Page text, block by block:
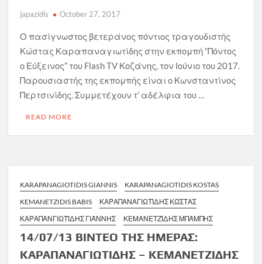
japazidis October 27, 2017
Ο πασίγνωστος βετεράνος πόντιος τραγουδιστής
Κώστας Καραπαναγιωτίδης στην εκπομπή “Πόντος
ο Εύξεινος” του Flash TV Κοζάνης, τον Ιούνιο του 2017.
Παρουσιαστής της εκπομπής είναι ο Κωνσταντίνος
Περτσινίδης. Συμμετέχουν τ’ αδέλφια του …
READ MORE
KARAPANAGIOTIDIS GIANNIS
KARAPANAGIOTIDIS KOSTAS
KEMANETZIDIS BABIS
ΚΑΡΑΠΑΝΑΓΙΩΤΊΔΗΣ ΚΏΣΤΑΣ
ΚΑΡΑΠΑΝΓΙΩΤΊΔΗΣ ΓΙΆΝΝΗΣ
ΚΕΜΑΝΕΤΖΊΔΗΣ ΜΠΆΜΠΗΣ
14/07/13 ΒΙΝΤΕΟ ΤΗΣ ΗΜΕΡΑΣ:
ΚΑΡΑΠΑΝΑΓΙΩΤΙΔΗΣ – ΚΕΜΑΝΕΤΖΙΔΗΣ